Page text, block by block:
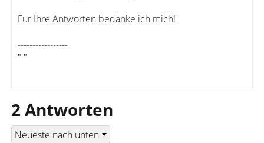
Für Ihre Antworten bedanke ich mich!
-----------------
" "
2 Antworten